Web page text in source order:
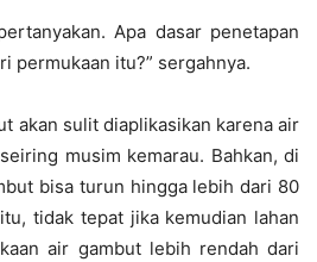
Apa dasar penetapan
permukaan itu?” sergahnya.
akan sulit diaplikasikan karena air
musim kemarau. Bahkan, di
bisa turun hingga lebih dari 80
tidak tepat jika kemudian lahan
air gambut lebih rendah dari